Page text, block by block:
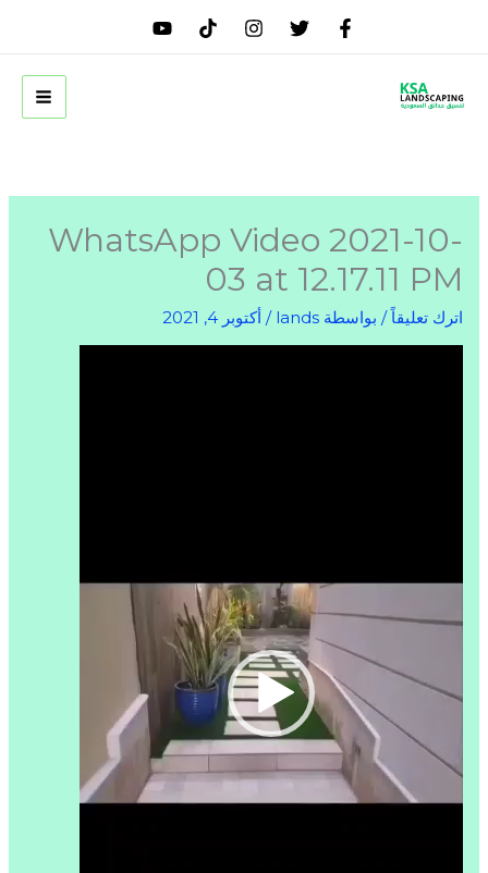
WhatsApp Video 2021-10-
03 at 12.17.11 PM
اترك تعليقاً / بواسطة lands
/أكتوبر 4, 2021